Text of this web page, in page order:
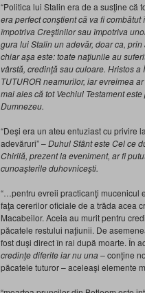
“Politica lui Stalin era de a susţine că
era perfect conştient că va fi
împotriva Creştinilor sau împotriva
gura lui Stalin un adevăr, doar ca,
chiar aşa este: toate naţiunile au
vârstă, credinţă sau culoare. Hristos
TUTUROR neamurilor, iar evreimea
mai ales că tot Vechiul Testament
Dumnezeu.
“Deşi era un ateu entuziast cu privire
adevăruri” –Duhul Sfânt este Cel ce
Chirilă, prezent la eveniment, ar fi
cunoaşterile duhovniceşti.
“…pentru evreii practicanţi mucenicul
faţa cererilor oficiale de a trăda acea
Macabeilor. Aceia au murit pentru
păcatele restului naţiunii. De
fost duşi direct în rai după moarte. În
credinţe diferite iar nu una –conţine
păcatele tuturor – aceleaşi elemente